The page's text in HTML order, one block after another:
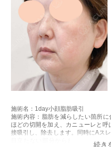
施術名：1day小顔脂肪吸引
施術内容：脂肪を減らしたい箇所
ほどの切開を加え、カニューレと
接吸引し、除去します。同時にAス
目立たない部分から皮下へ挿入し